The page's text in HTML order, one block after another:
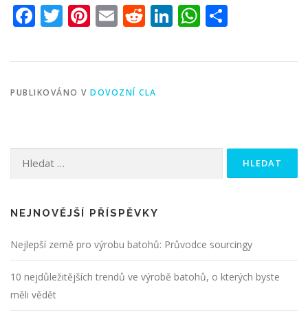
Facebook
Twitter
Pinterest
EmailReddit
LinkedIn
WhatsApp
PUBLIKOVÁNO V DOVOZNÍ CLA
Vyhledávání
NEJNOVĚJŠÍ PŘÍSPĚVKY
Nejlepší země pro výrobu batohů: Průvodce sourcingy
10 nejdůležitějších trendů ve výrobě batohů, o kterých byste
měli vědět